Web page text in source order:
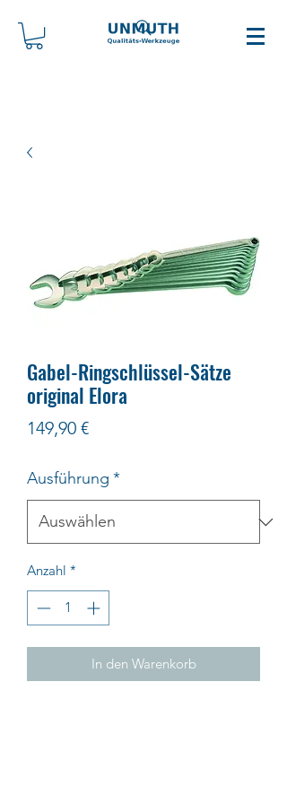
Gabel-Ringschlüssel-Sätze
original Elora
149,90 €Preis
Ausführung *
Anzahl *
In den Warenkorb